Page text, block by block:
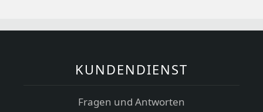
KUNDENDIENST
Fragen und Antworten